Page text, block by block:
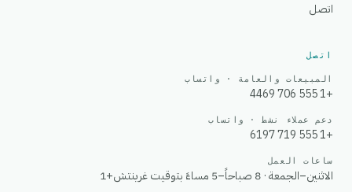
اتصل
اتصل
المبيعات والعامة · واتساب
+1 555 706 4469
دعم عملاء نشط · واتساب
+1 555 719 6197
ساعات العمل
الاثنين–الجمعة · 8 صباحاً–5 مساءً بتوقيت غرينتش+1